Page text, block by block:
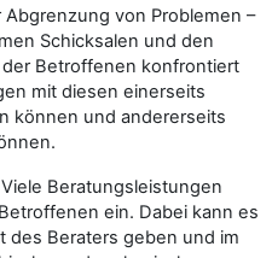
von Problemen –
Schicksalen und den
Betroffenen konfrontiert
mit diesen einerseits
können und andererseits
Beratungsleistungen
ein. Dabei kann es
des Beraters geben und im